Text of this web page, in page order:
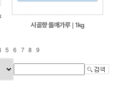
시골향 들깨가루 | 1kg
5 6 7 8 9